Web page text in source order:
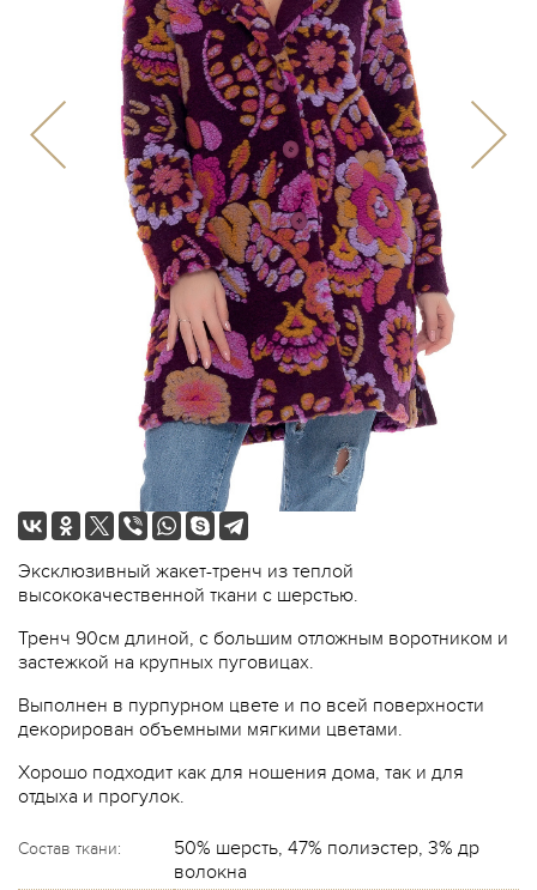
Эксклюзивный жакет-тренч из теплой
высококачественной ткани с шерстью.
Тренч 90см длиной, с большим отложным воротником и
застежкой на крупных пуговицах.
Выполнен в пурпурном цвете и по всей поверхности
декорирован объемными мягкими цветами.
Хорошо подходит как для ношения дома, так и для
отдыха и прогулок.
Состав ткани:
50% шерсть, 47% полиэстер, 3% др
волокна